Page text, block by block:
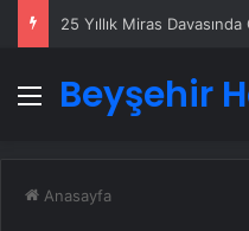
Menü
Beyşehir
Anasayfa